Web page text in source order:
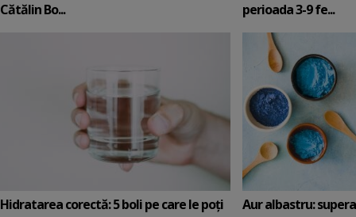
Cătălin Bo...
perioada 3-9 fe...
Hidratarea corectă: 5 boli pe care le poți
Aur albastru: